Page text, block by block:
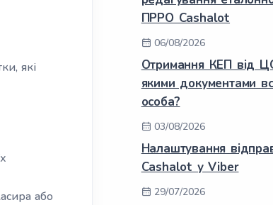
які
або
ПРРО Cashalot
06/08/2026
Отримання КЕП від
якими документами
особа?
03/08/2026
Налаштування
Cashalot у Viber
29/07/2026